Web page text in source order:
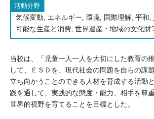
活動分野
気候変動, エネルギー, 環境, 国際理解, 平和,
可能な生産と消費, 世界遺産・地域の文化財
当校は、「児童一人一人を大切にした教育の
して、ＥＳＤを、現代社会の問題を自らの課
立ち向かうことのできる人材を育成する活動
践を通して、実践的な態度・能力、相手を尊
世界的視野を育てることを目標とした。